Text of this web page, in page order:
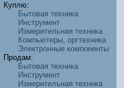
Куплю:
Бытовая техника
Инструмент
Измерительная техника
Компьютеры, оргтехника
Электронные компоненты
Продам:
Бытовая техника
Инструмент
Измерительная техника